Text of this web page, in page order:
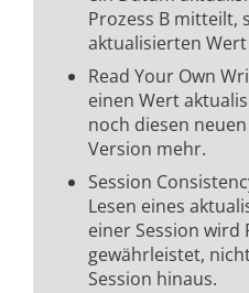
Prozess B mitteilt,
aktualisierten
Read Your Own
einen Wert
noch diesen
Version mehr.
Session
Lesen eines
einer Session wird
gewährleistet,
Session hinaus.